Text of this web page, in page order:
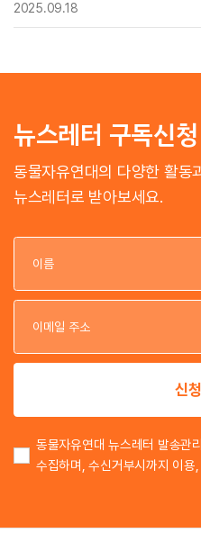
2025.09.18
뉴스레터 구독신청
동물자유연대의 다양한 활동
뉴스레터로 받아보세요.
신
동물자유연대 뉴스레터 발송관
수집하며, 수신거부시까지 이